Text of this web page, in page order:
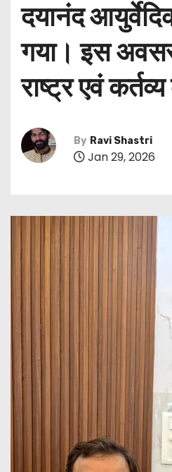
दयानंद
गया। इस अवसर
राष्ट्र एवं
By Ravi Shastri
Jan 29, 2026